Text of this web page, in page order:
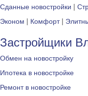
Сданные новостройки |
Эконом | Комфорт|
Застройщики
Обмен на новостройку
Ипотека в новостройке
Ремонт в новостройке